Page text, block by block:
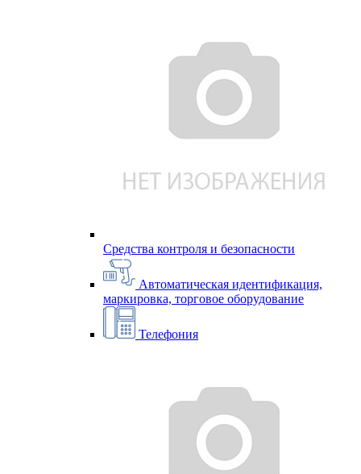
Средства контроля и безопасности
Автоматическая идентификация,
маркировка, торговое оборудование
Телефония